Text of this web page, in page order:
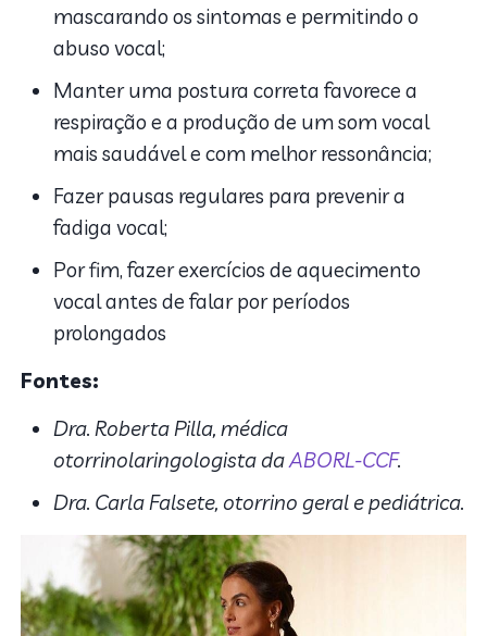
mascarando os sintomas e permitindo o
abuso vocal;
Manter uma postura correta favorece a
respiração e a produção de um som vocal
mais saudável e com melhor ressonância;
Fazer pausas regulares para prevenir a
fadiga vocal;
Por fim, fazer exercícios de aquecimento
vocal antes de falar por períodos
prolongados
Fontes:
Dra. Roberta Pilla, médica
otorrinolaringologista daABORL-CCF.
Dra. Carla Falsete, otorrino geral e pediátrica.